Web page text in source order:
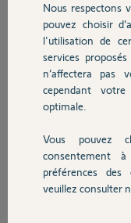
Chauffage
Autres produits
Devis avec un
Contact
Réponses
Est-ce que près du
Vérifiez la bonne
Bonne journée
Nous respectons
pouvez choisir
l'utilisation de
services
n’affectera pas
cependant
optimale.
Vous pouvez
consentement
préférences des
veuillez consulter